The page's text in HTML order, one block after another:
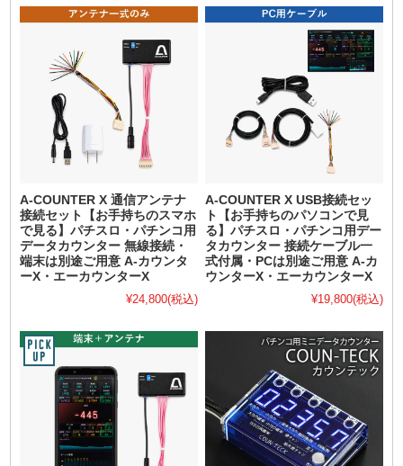
A-COUNTER X 通信アンテナ
接続セット【お手持ちのスマホ
で見る】パチスロ・パチンコ用
データカウンター 無線接続・
端末は別途ご用意 A-カウンタ
ーX・エーカウンターX
¥24,800(税込)
A-COUNTER X USB接続セッ
ト【お手持ちのパソコンで見
る】パチスロ・パチンコ用デー
タカウンター 接続ケーブル一
式付属・PCは別途ご用意 A-カ
ウンターX・エーカウンターX
¥19,800(税込)